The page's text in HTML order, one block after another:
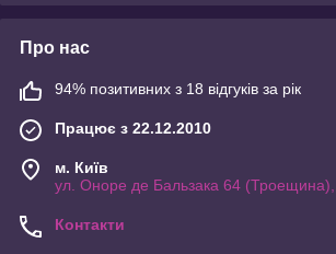
Про нас
94% позитивних з 18 відгуків за рік
Працює з 22.12.2010
м. Київ
ул. Оноре де Бальзака 64 (Троещина),
Контакти